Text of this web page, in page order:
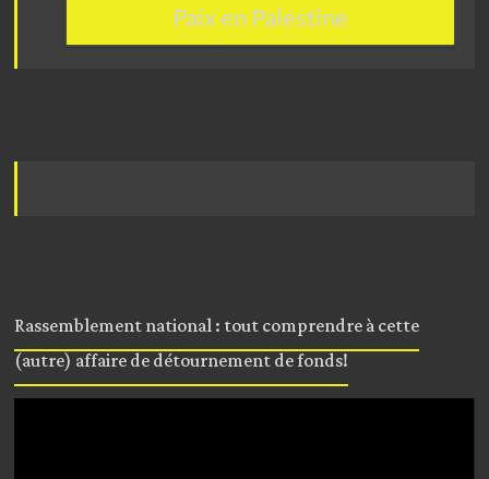
Paix en Palestine
Rassemblement national : tout comprendre à cette
(autre) affaire de détournement de fonds!